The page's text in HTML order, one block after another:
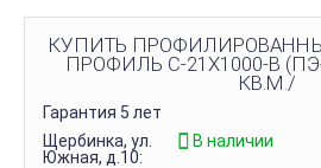
КУПИТЬ
ПРОФИЛЬ С-21Х1000-B (ПЭ-
КВ.М./
Гарантия 5 лет
Щербинка, ул.
Южная, д.10:
В наличии